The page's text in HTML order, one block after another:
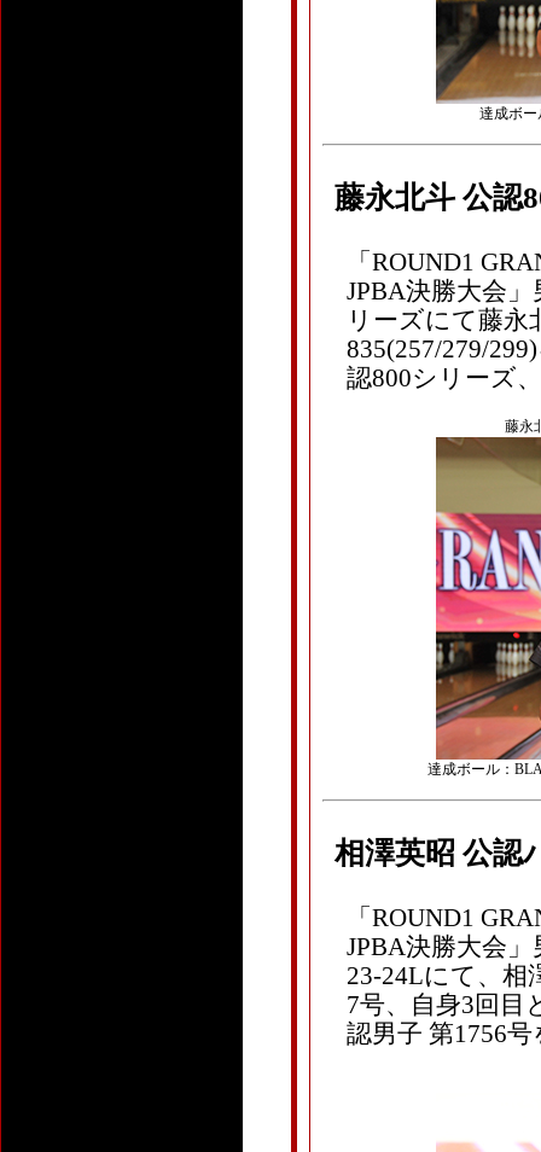
達成ボー
藤永北斗 公認
「ROUND1
JPBA決勝大会
リーズにて藤永
835(257/279/
認800シリーズ
藤永
達成ボール：
相澤英昭 公認
「ROUND1
JPBA決勝大会
23-24Lにて、相
7号、自身3回目
認男子 第1756